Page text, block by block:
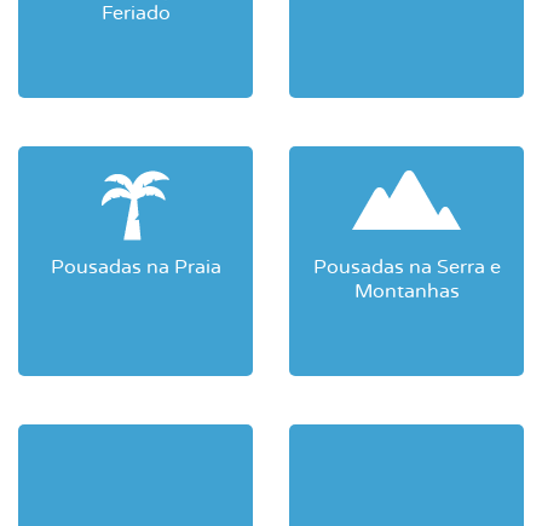
Feriado
Pousadas na Praia
Pousadas na Serra e
Montanhas